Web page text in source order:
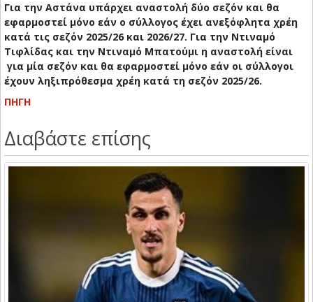
Για την Αστάνα υπάρχει αναστολή δύο σεζόν και θα
εφαρμοστεί μόνο εάν ο σύλλογος έχει ανεξόφλητα χρέη
κατά τις σεζόν 2025/26 και 2026/27. Για την Ντιναμό
Τιφλίδας και την Ντιναμό Μπατούμι η αναστολή είναι
για μία σεζόν και θα εφαρμοστεί μόνο εάν οι σύλλογοι
έχουν ληξιπρόθεσμα χρέη κατά τη σεζόν 2025/26.
ΠΗΓΗ
Διαβάστε επίσης